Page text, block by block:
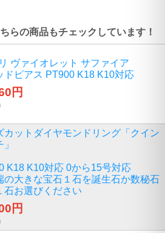
らの商品もチェックしています！
ヴァイオレット サファイア
ドピアス PT900 K18 K10対応
円
カットダイヤモンドリング「クイン
K18 K10対応 0から15号対応
の大きな宝石１石を誕生石か数秘石
石お選びください
円